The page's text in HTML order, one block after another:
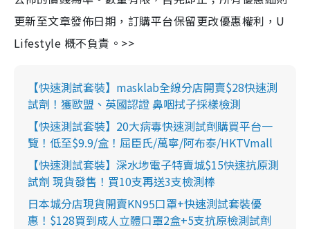
更新至文章發佈日期，訂購平台保留更改優惠權利，U
Lifestyle 概不負責。>>
【快速測試套裝】masklab全線分店開賣$28快速測
試劑！獲歐盟、英國認證 鼻咽拭子採樣檢測
【快速測試套裝】20大病毒快速測試劑購買平台一
覽！低至$9.9/盒！屈臣氏/萬寧/阿布泰/HKTVmall
【快速測試套裝】深水埗電子特賣城$15快速抗原測
試劑 現貨發售！買10支再送3支檢測棒
日本城分店現貨開賣KN95口罩+快速測試套裝優
惠！$128買到成人立體口罩2盒+5支抗原檢測試劑